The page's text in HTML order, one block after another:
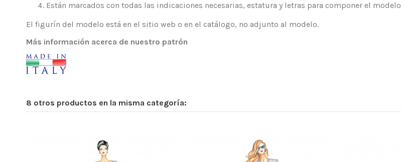
Están marcados con todas las indicaciones necesarias, estatura y letras para componer el modelo
El figurín del modelo está en el sitio web o en el catálogo, no adjunto al modelo.
Más información acerca de nuestro patrón
8 otros productos en la misma categoría: